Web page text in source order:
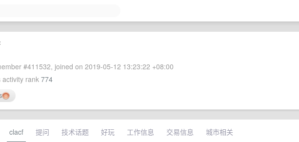
#411532, joined on 2019-05-12 13:23:22 +08:00
activity rank 774
clacf 提问 技术话题 好玩 工作信息 交易信息 城市相关